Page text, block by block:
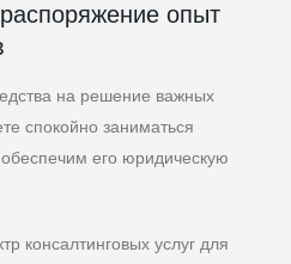
опыт
на решение важных
спокойно заниматься
его юридическую
консалтинговых услуг для